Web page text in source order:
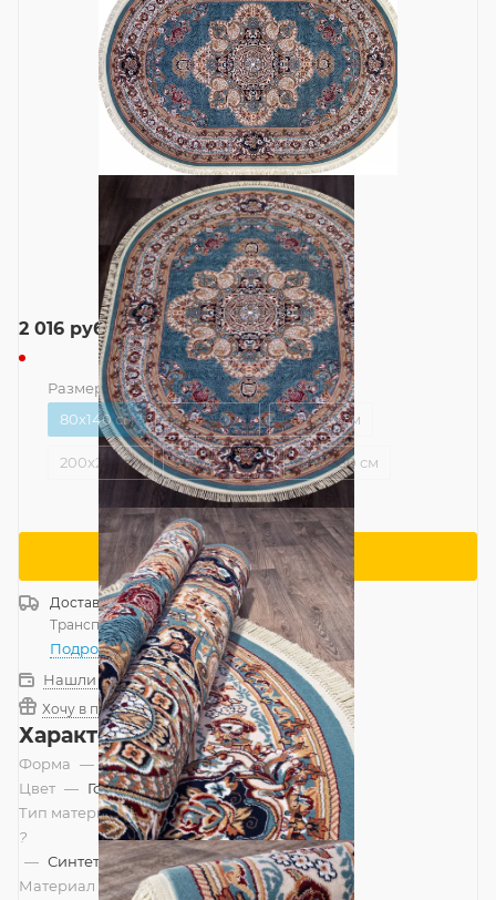
2 016 руб.
Размер — 80x140 см
80x140 см
120x300 см 160x220 см
200x285 см 200x400 см 240x330 см
Сообщить о поступлении
ДоставкаРоссия
Транспортной компанией —бесплатно
Подробнее
Нашли дешевле?
Хочу в подарок
Характеристики
Форма — Овал
Цвет — Голубой
Тип материала
?
— Синтетический
Материал — Полипропилен